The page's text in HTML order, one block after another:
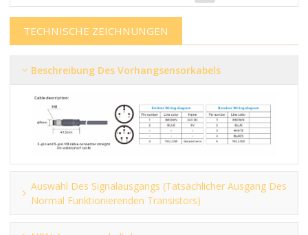
TECHNISCHE ZEICHNUNGEN
Beschreibung Des Vorhangsensorkabels
Auswahl Des Signalausgangs (tatsächlicher Ausgang Des
Normal Funktionierenden Transistors)